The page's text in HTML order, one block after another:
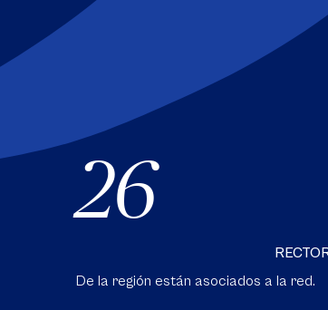
26
De la región están asociados a la red.